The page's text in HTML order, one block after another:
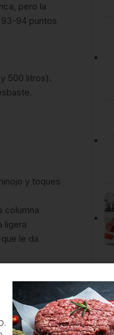
pero la
94 puntos
500 litros).
y toques
columna
ligera
que le da
la
la